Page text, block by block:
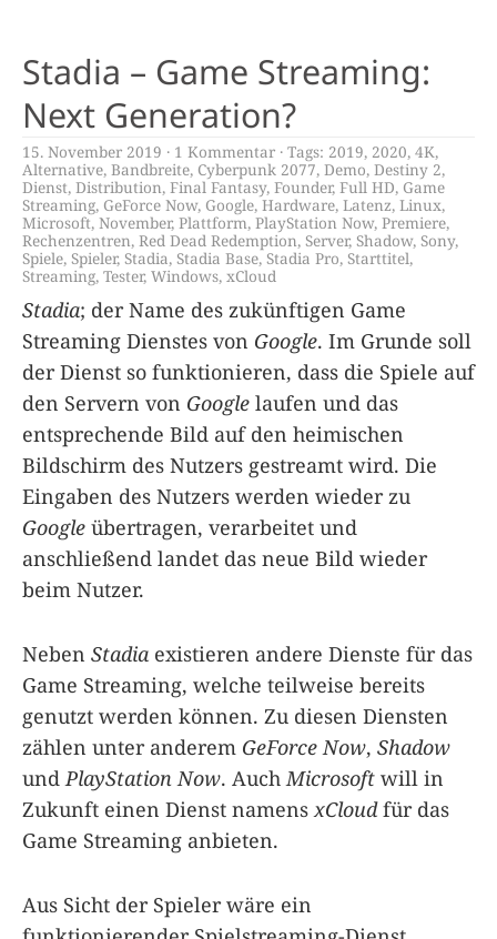
Stadia – Game Streaming:
Next Generation?
15. November 2019 1 Kommentar Tags: 2019, 2020, 4K,
Alternative, Bandbreite, Cyberpunk 2077, Demo, Destiny 2,
Dienst, Distribution, Final Fantasy, Founder, Full HD, Game
Streaming, GeForce Now, Google, Hardware, Latenz, Linux,
Microsoft, November, Plattform, PlayStation Now, Premiere,
Rechenzentren, Red Dead Redemption, Server, Shadow, Sony,
Spiele, Spieler, Stadia, Stadia Base, Stadia Pro, Starttitel,
Streaming, Tester, Windows, xCloud
Stadia; der Name des zukünftigen Game
Streaming Dienstes von Google. Im Grunde soll
der Dienst so funktionieren, dass die Spiele auf
den Servern von Google laufen und das
entsprechende Bild auf den heimischen
Bildschirm des Nutzers gestreamt wird. Die
Eingaben des Nutzers werden wieder zu
Google übertragen, verarbeitet und
anschließend landet das neue Bild wieder
beim Nutzer.
Neben Stadia existieren andere Dienste für das
Game Streaming, welche teilweise bereits
genutzt werden können. Zu diesen Diensten
zählen unter anderem GeForce Now, Shadow
undPlayStation Now. AuchMicrosoft will in
Zukunft einen Dienst namensxCloudfür das
Game Streaming anbieten.
Aus Sicht der Spieler wäre ein